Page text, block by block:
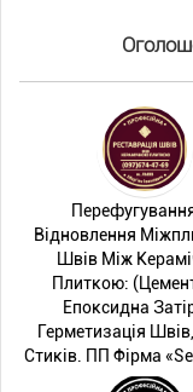
Відновлення
Швів Між
Плиткою:
Епоксидна
Герметизація
Стиків. ПП Фірма